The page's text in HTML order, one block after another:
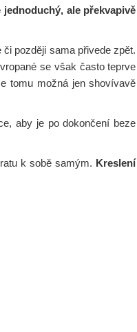
ale překvapivě
později sama přivede zpět.
se však často teprve
tomu možná jen shovívavě
aby je po dokončení beze
k sobě samým. Kreslení